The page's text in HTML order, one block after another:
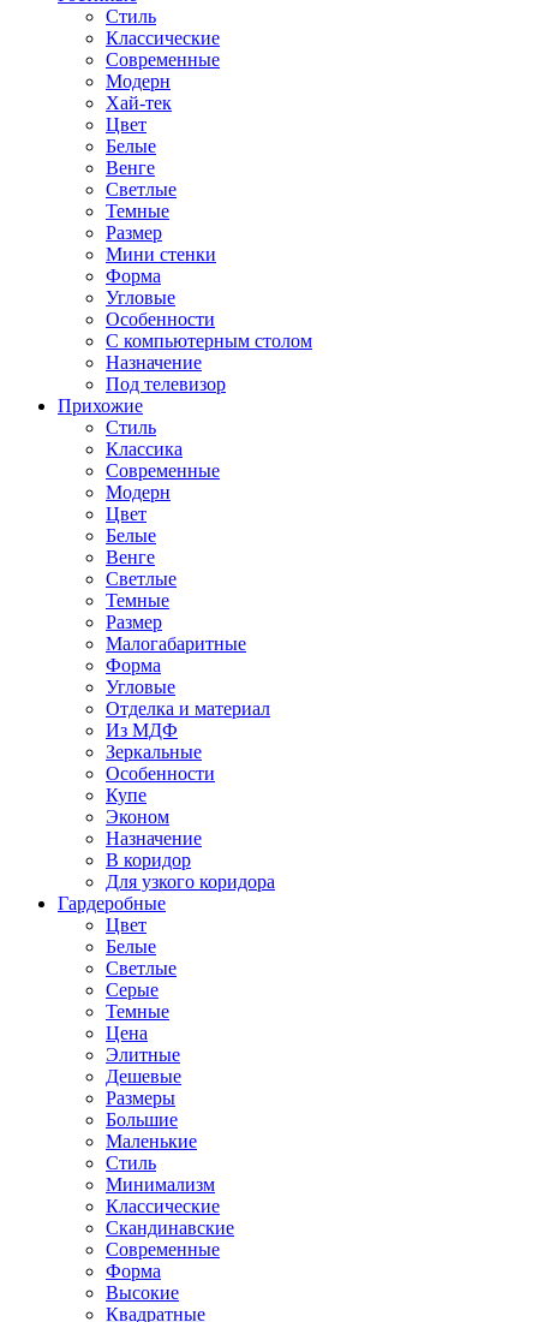
Стиль
Классические
Современные
Модерн
Хай-тек
Цвет
Белые
Венге
Светлые
Темные
Размер
Мини стенки
Форма
Угловые
Особенности
С компьютерным столом
Назначение
Под телевизор
Прихожие
Стиль
Классика
Современные
Модерн
Цвет
Белые
Венге
Светлые
Темные
Размер
Малогабаритные
Форма
Угловые
Отделка и материал
Из МДФ
Зеркальные
Особенности
Купе
Эконом
Назначение
В коридор
Для узкого коридора
Гардеробные
Цвет
Белые
Светлые
Серые
Темные
Цена
Элитные
Дешевые
Размеры
Большие
Маленькие
Стиль
Минимализм
Классические
Скандинавские
Современные
Форма
Высокие
Квадратные